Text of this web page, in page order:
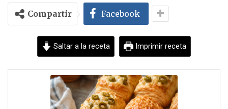
Compartir Facebook
Saltar a la receta Imprimir receta